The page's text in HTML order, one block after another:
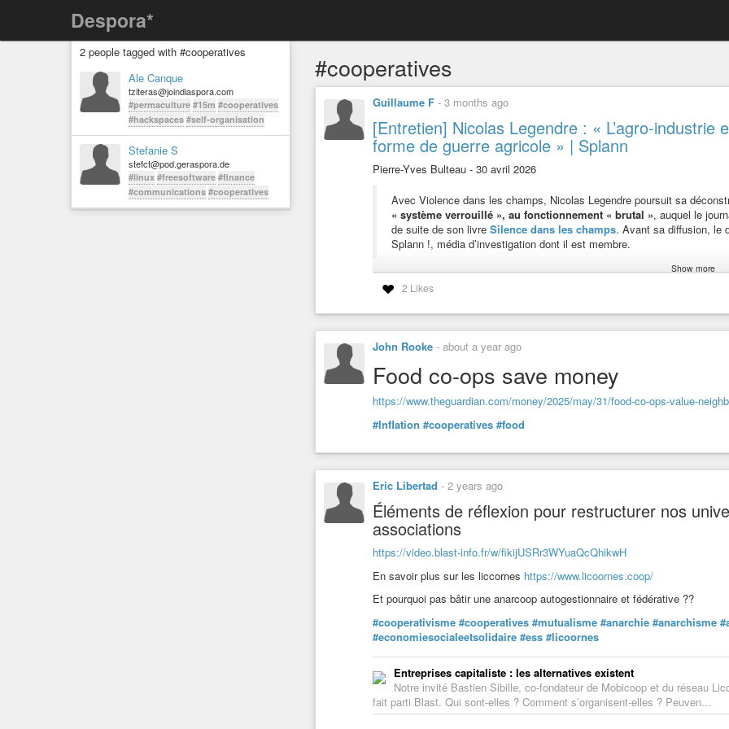
Despora*
2 people tagged with #cooperatives
Ale Canque
tziteras@joindiaspora.com
#permaculture #15m #cooperatives
#hackspaces #self-organisation
Stefanie S
stefct@pod.geraspora.de
#linux #freesoftware #finance
#communications #cooperatives
#cooperatives
Guillaume F - 3 months ago
[Entretien] Nicolas Legendre : « L’agro-
forme de guerre agricole » | Splann
Pierre-Yves Bulteau - 30 avril 2026
Avec Violence dans les champs, Nicolas Legendre poursuit sa
« système verrouillé », au fonctionnement « brutal », auquel le
de suite de son livre Silence dans les champs. Avant sa diffusion, le
Splann !, média d’investigation dont il est membre.
Le monde en face | Violence dans les champs |
Agressions entre agriculteurs, accaparement des terres,
l’environnement, aux humains, au vivant : le système agro-
la violence, dégradant les rapports entre paysans, abîmant leurs
modèle économique, introduit durant l’après-guerre afin de
devenu en quelques décennies un système maltraitant qui peine
décideurs du monde agricole, las de constater et de subir cette
#CreditAgricole #Groupama
[Entretien] Nicolas Legendre : « L’agro-industrie est organisée
Avec Violence dans les champs, Nicolas Legendre poursuit sa
système, auquel le journaliste a décidé de consacrer un documentaire
Show more
2 Likes
John Rooke - about a year ago
Food co-ops save money
https://www.theguardian.com/money/2025/may/31/food-co-ops-value-
#Inflation #cooperatives #food
Eric Libertad - 2 years ago
Éléments de réflexion pour restructurer nos
associations
https://video.blast-info.fr/w/fikijUSRr3WYuaQcQhikwH
En savoir plus sur les liccornes https://www.licoornes.coop/
Et pourquoi pas bâtir une anarcoop autogestionnaire et fédérative ??
#cooperativisme #cooperatives #mutualisme #anarchie #anarchisme
#economiesocialeetsolidaire #ess #licoornes
Entreprises capitaliste : les alternatives existent
Notre invité Bastien Sibille, co-fondateur de Mobicoop et du réseau
fait parti Blast. Qui sont-elles ? Comment s’organisent-elles ? Peuven...